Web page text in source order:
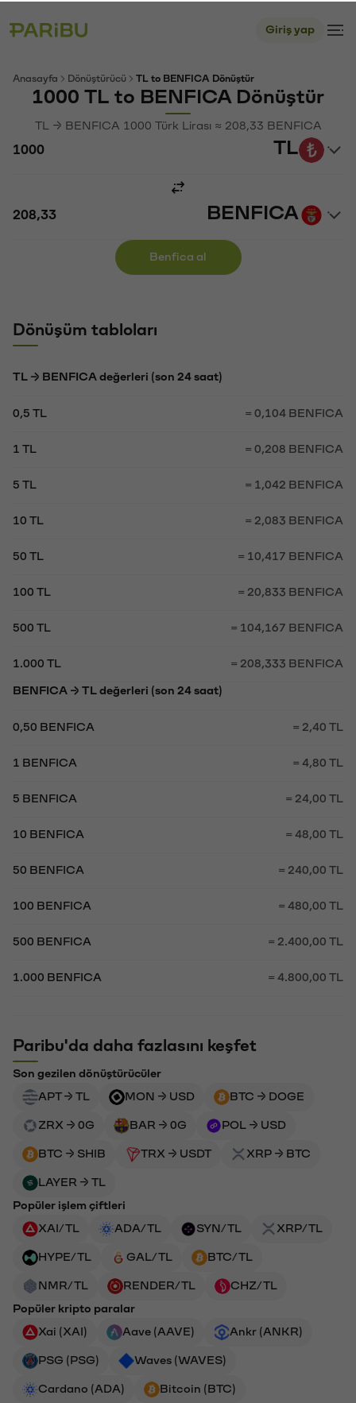
Giriş yap
Anasayfa Dönüştürücü TL to BENFICA Dönüştür
1000 TL to BENFICA Dönüştür
TL → BENFICA 1000 Türk Lirası ≈ 208,33 BENFICA
TL
BENFICA
Benfica al
Dönüşüm tabloları
TL → BENFICA değerleri (son 24 saat)
0,5 TL = 0,104 BENFICA
1 TL = 0,208 BENFICA
5 TL = 1,042 BENFICA
10 TL = 2,083 BENFICA
50 TL = 10,417 BENFICA
100 TL = 20,833 BENFICA
500 TL = 104,167 BENFICA
1.000 TL = 208,333 BENFICA
BENFICA → TL değerleri (son 24 saat)
0,50 BENFICA = 2,40 TL
1 BENFICA = 4,80 TL
5 BENFICA = 24,00 TL
10 BENFICA = 48,00 TL
50 BENFICA = 240,00 TL
100 BENFICA = 480,00 TL
500 BENFICA = 2.400,00 TL
1.000 BENFICA = 4.800,00 TL
Paribu'da daha fazlasını keşfet
Son gezilen dönüştürücüler
APT → TL
MON → USD BTC → DOGE
ZRX → 0G BAR → 0G POL → USD
BTC → SHIB TRX → USDT XRP → BTC
LAYER → TL
Popüler işlem çiftleri
XAI/TL
ADA/TL SYN/TL XRP/TL
HYPE/TL GAL/TL BTC/TL
NMR/TL RENDER/TL
CHZ/TL
Popüler kripto paralar
Xai (XAI)
Aave (AAVE) Ankr (ANKR)
PSG (PSG) Waves (WAVES)
Cardano (ADA) Bitcoin (BTC)